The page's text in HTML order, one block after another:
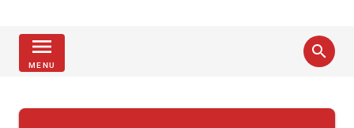
menu
MENU
search